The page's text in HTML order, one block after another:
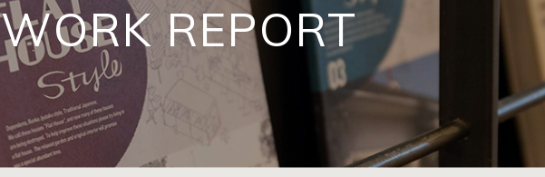
WORK REPORT